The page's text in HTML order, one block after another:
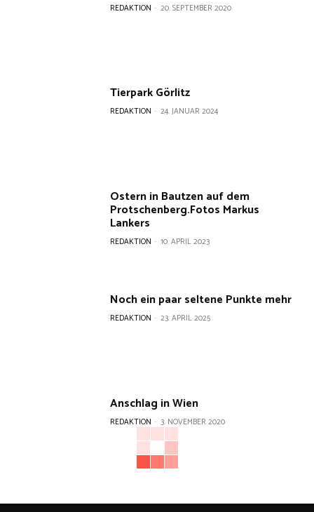
REDAKTION - 20. SEPTEMBER 2020
Tierpark Görlitz
REDAKTION - 24. JANUAR 2024
Ostern in Bautzen auf dem
Protschenberg.Fotos Markus
Lankers
REDAKTION - 10. APRIL 2023
Noch ein paar seltene Punkte mehr
REDAKTION - 23. APRIL 2025
Anschlag in Wien
REDAKTION - 3. NOVEMBER 2020